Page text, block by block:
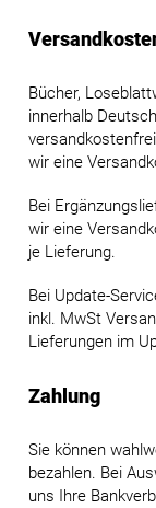
Bücher,
innerhalb
wir eine
Bei
wir eine
je Lieferung.
Bei Update-
inkl. MwSt
Lieferungen im
Zahlung
Sie können
bezahlen. Bei
uns Ihre